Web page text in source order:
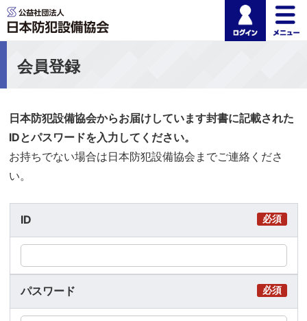
公益社団法人 日本
ログイ
会員登録
日本防犯設備協会からお届けしています封書に記載された
IDとパスワードを入力してください。
お持ちでない場合は日本防犯設備協会までご連絡くださ
い。
ID 必須
パスワード 必須